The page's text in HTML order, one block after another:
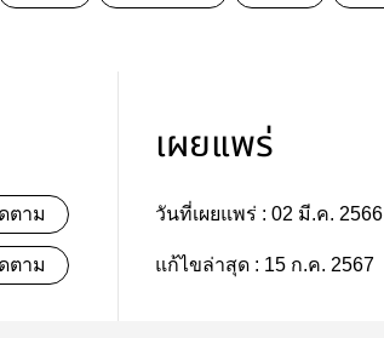
ตาม
ตาม
เผยแพร่
วันที่เผยแพร่ : 02 มี.ค. 2566
แก้ไขล่าสุด : 15 ก.ค. 2567